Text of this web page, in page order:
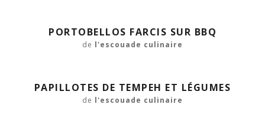
PORTOBELLOS FARCIS SUR BBQ
de l'escouade culinaire
PAPILLOTES DE TEMPEH ET LÉGUMES
de l'escouade culinaire